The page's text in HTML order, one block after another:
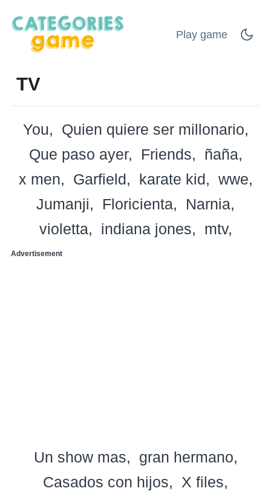
Play game
TV
You
Quien quiere ser millonario
Que paso ayer
Friends
ñaña
x men
Garfield karate kid
wwe
Jumanji
Floricienta
Narnia
violetta
indiana jones mtv
Advertisement
Un show mas
gran hermano
Casados con hijos
X files